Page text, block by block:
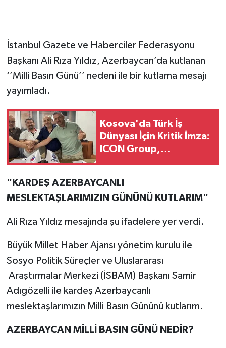
İstanbul Gazete ve Haberciler Federasyonu
Başkanı Ali Rıza Yıldız, Azerbaycan’da kutlanan
‘’Milli Basın Günü’’ nedeni ile bir kutlama mesajı
yayımladı.
Kosova'da Türk İş
Dünyası İçin Kritik İmza:
ICON Group,
"KARDEŞ AZERBAYCANLI
MESLEKTAŞLARIMIZIN GÜNÜNÜ KUTLARIM"
Ali Rıza Yıldız mesajında şu ifadelere yer verdi.
Büyük Millet Haber Ajansı yönetim kurulu ile
Sosyo Politik Süreçler ve Uluslararası
Araştırmalar Merkezi (İSBAM) Başkanı Samir
Adıgözelli ile kardeş Azerbaycanlı
meslektaşlarımızın Milli Basın Gününü kutlarım.
AZERBAYCAN MİLLİ BASIN GÜNÜ NEDİR?